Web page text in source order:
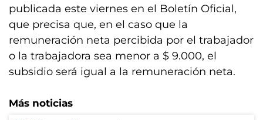
publicada este viernes en el Boletín Oficial,
que precisa que, en el caso que la
remuneración neta percibida por el trabajador
o la trabajadora sea menor a $ 9.000, el
subsidio será igual a la remuneración neta.
Más noticias